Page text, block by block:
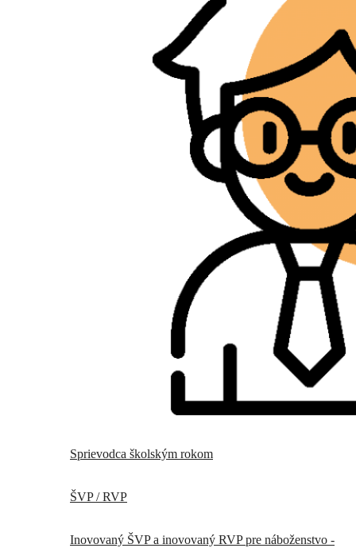
Sprievodca školským rokom
ŠVP / RVP
Inovovaný ŠVP a inovovaný RVP pre náboženstvo -